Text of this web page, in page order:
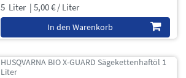
5 Liter | 5,00 € / Liter
In den Warenkorb
HUSQVARNA BIO X-GUARD Sägekettenhaftöl 1
Liter